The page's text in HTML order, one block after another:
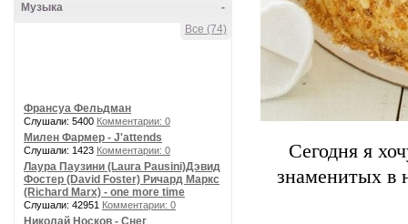
-
Музыка
Все (74)
Франсуа Фельдман
Слушали: 5400 Комментарии: 0
Милен Фармер - J'attends
Слушали: 1423 Комментарии: 0
Лаура Паузини (Laura Pausini)Дэвид
Фостер (David Foster) Ричард Маркс
(Richard Marx) - one more time
Слушали: 42951 Комментарии: 0
Николай Носков - Снег
Сегодня я
знаменитых в